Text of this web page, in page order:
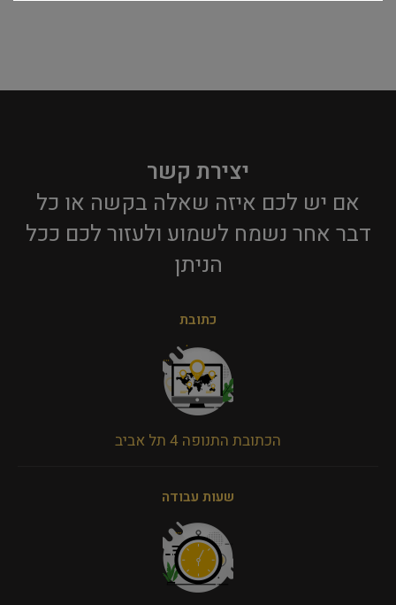
יצירת קשר
אם יש לכם איזה שאלה בקשה או כל
דבר אחר נשמח לשמוע ולעזור לכם ככל
הניתן​
כתובת
הכתובת התנופה 4 תל אביב
שעות עבודה